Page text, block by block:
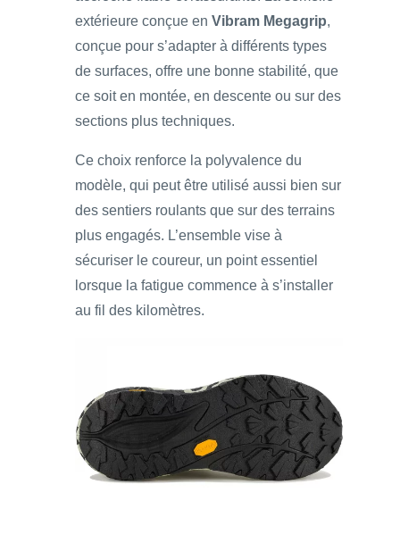
extérieure conçue en Vibram Megagrip,
conçue pour s’adapter à différents types
de surfaces, offre une bonne stabilité, que
ce soit en montée, en descente ou sur des
sections plus techniques.
Ce choix renforce la polyvalence du
modèle, qui peut être utilisé aussi bien sur
des sentiers roulants que sur des terrains
plus engagés. L’ensemble vise à
sécuriser le coureur, un point essentiel
lorsque la fatigue commence à s’installer
au fil des kilomètres.